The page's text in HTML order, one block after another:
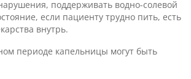
поддерживать водно-солевой
если пациенту трудно пить, есть
внутрь.
периоде капельницы могут быть